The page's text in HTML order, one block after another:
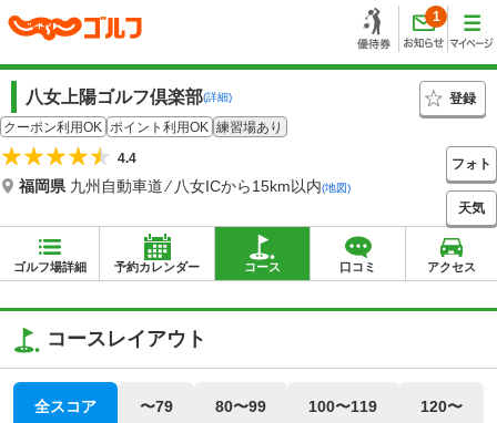
1
八女上陽ゴルフ倶楽部(詳細)
登録
クーポン利用OK ポイント利用OK 練習場あり
4.4
福岡県 九州自動車道 ⁄ 八女ICから15km以内(地図)
フォト
天気
ゴルフ場詳細 予約カレンダー コース 口コミ アクセス
コースレイアウト
全スコア 〜79 80〜99 100〜119 120〜